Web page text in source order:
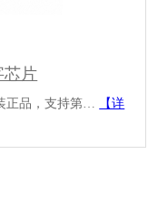
芯片
正品，支持第…
【详